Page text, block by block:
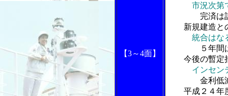
【3～4面】
市況次第
完済は計画
新規建造との
統合はな
５年間は合
今後の暫定措
インセン
金利低減策
平成２４年度